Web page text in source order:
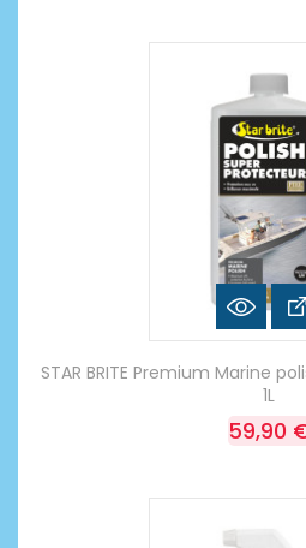
STAR BRITE Premium Marine
1L
59,90